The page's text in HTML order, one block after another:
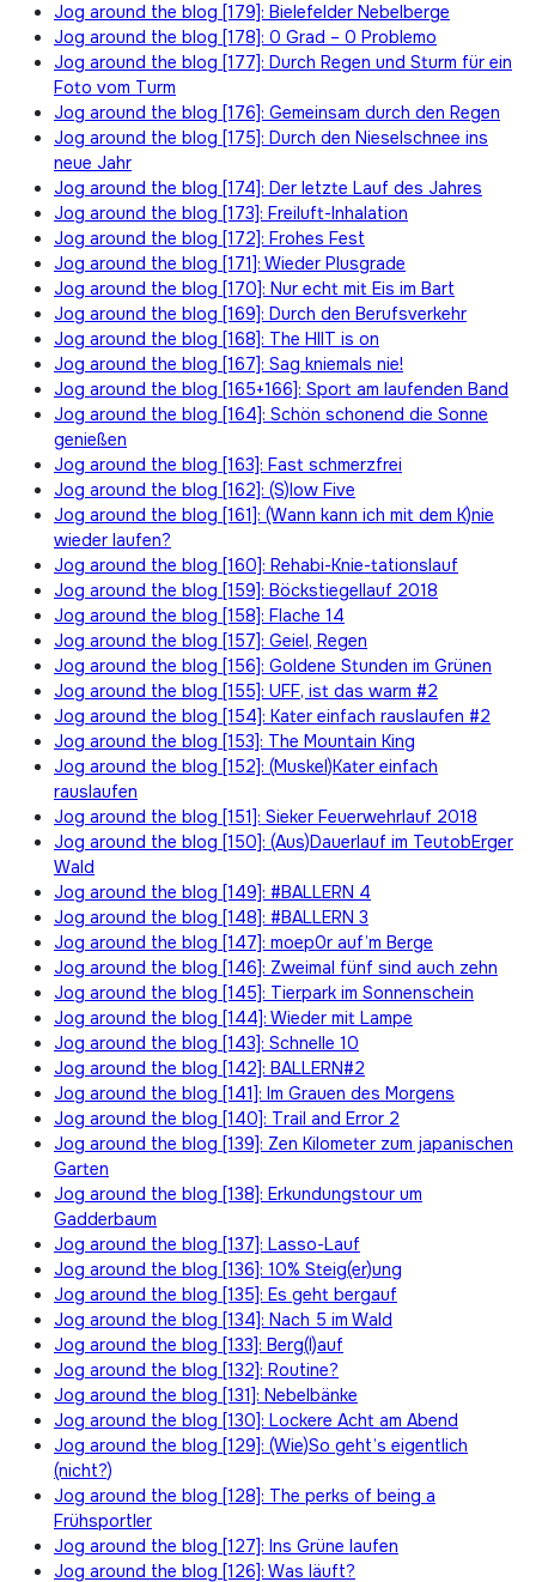
Jog around the blog [179]: Bielefelder Nebelberge
Jog around the blog [178]: 0 Grad – 0 Problemo
Jog around the blog [177]: Durch Regen und Sturm für ein
Foto vom Turm
Jog around the blog [176]: Gemeinsam durch den Regen
Jog around the blog [175]: Durch den Nieselschnee ins
neue Jahr
Jog around the blog [174]: Der letzte Lauf des Jahres
Jog around the blog [173]: Freiluft-Inhalation
Jog around the blog [172]: Frohes Fest
Jog around the blog [171]: Wieder Plusgrade
Jog around the blog [170]: Nur echt mit Eis im Bart
Jog around the blog [169]: Durch den Berufsverkehr
Jog around the blog [168]: The HIIT is on
Jog around the blog [167]: Sag kniemals nie!
Jog around the blog [165+166]: Sport am laufenden Band
Jog around the blog [164]: Schön schonend die Sonne
genießen
Jog around the blog [163]: Fast schmerzfrei
Jog around the blog [162]: (S)low Five
Jog around the blog [161]: (Wann kann ich mit dem K)nie
wieder laufen?
Jog around the blog [160]: Rehabi-Knie-tationslauf
Jog around the blog [159]: Böckstiegellauf 2018
Jog around the blog [158]: Flache 14
Jog around the blog [157]: Geiel, Regen
Jog around the blog [156]: Goldene Stunden im Grünen
Jog around the blog [155]: UFF, ist das warm #2
Jog around the blog [154]: Kater einfach rauslaufen #2
Jog around the blog [153]: The Mountain King
Jog around the blog [152]: (Muskel)Kater einfach
rauslaufen
Jog around the blog [151]: Sieker Feuerwehrlauf 2018
Jog around the blog [150]: (Aus)Dauerlauf im TeutobErger
Wald
Jog around the blog [149]: #BALLERN 4
Jog around the blog [148]: #BALLERN 3
Jog around the blog [147]: moep0r auf’m Berge
Jog around the blog [146]: Zweimal fünf sind auch zehn
Jog around the blog [145]: Tierpark im Sonnenschein
Jog around the blog [144]: Wieder mit Lampe
Jog around the blog [143]: Schnelle 10
Jog around the blog [142]: BALLERN#2
Jog around the blog [141]: Im Grauen des Morgens
Jog around the blog [140]: Trail and Error 2
Jog around the blog [139]: Zen Kilometer zum japanischen
Garten
Jog around the blog [138]: Erkundungstour um
Gadderbaum
Jog around the blog [137]: Lasso-Lauf
Jog around the blog [136]: 10% Steig(er)ung
Jog around the blog [135]: Es geht bergauf
Jog around the blog [134]: Nach 5 im Wald
Jog around the blog [133]: Berg(l)auf
Jog around the blog [132]: Routine?
Jog around the blog [131]: Nebelbänke
Jog around the blog [130]: Lockere Acht am Abend
Jog around the blog [129]: (Wie)So geht’s eigentlich
(nicht?)
Jog around the blog [128]: The perks of being a
Frühsportler
Jog around the blog [127]: Ins Grüne laufen
Jog around the blog [126]: Was läuft?